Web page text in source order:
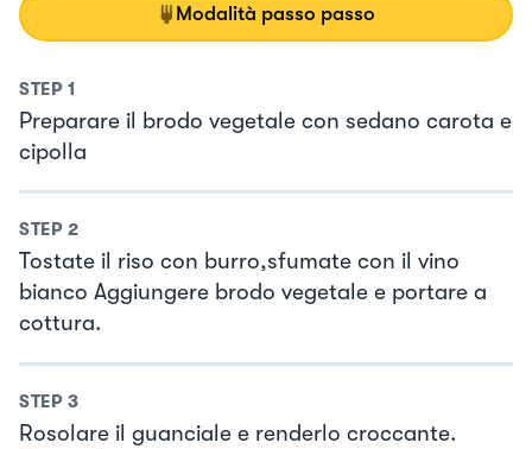
Modalità passo passo
STEP 1
Preparare il brodo vegetale con sedano carota e
cipolla
STEP 2
Tostate il riso con burro,sfumate con il vino
bianco Aggiungere brodo vegetale e portare a
cottura.
STEP 3
Rosolare il guanciale e renderlo croccante.